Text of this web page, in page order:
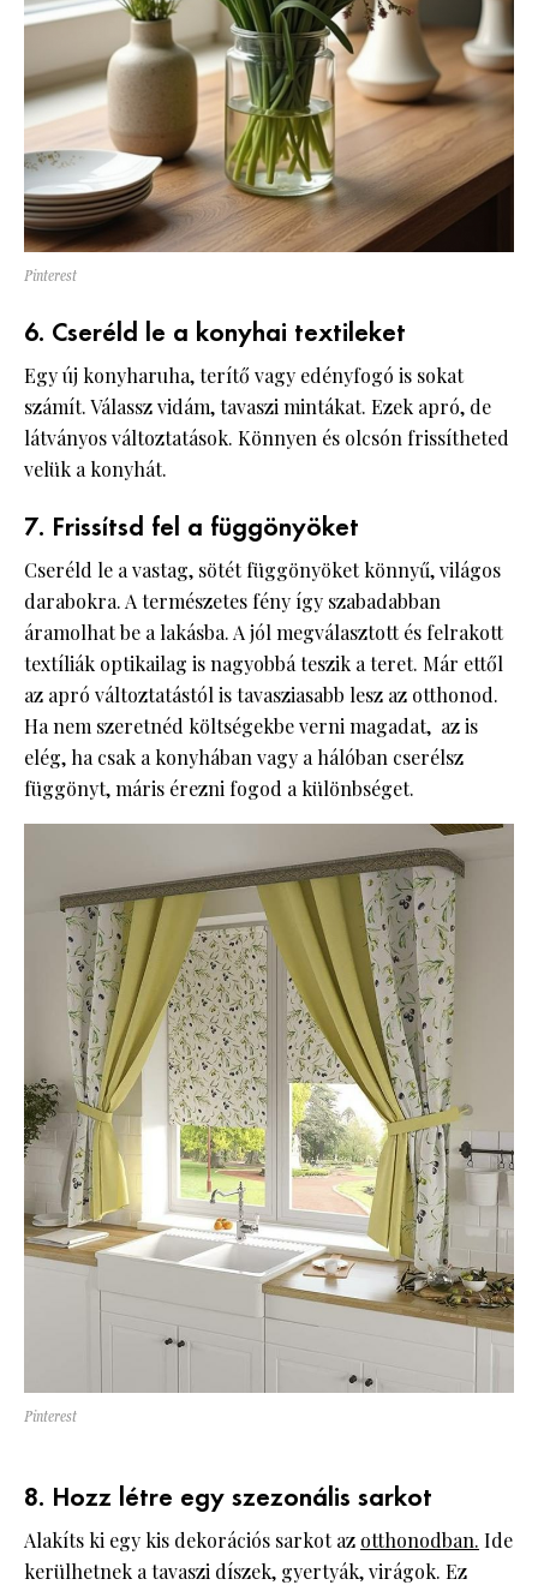
Pinterest
6. Cseréld le a konyhai textileket
Egy új konyharuha, terítő vagy edényfogó is sokat
számít. Válassz vidám, tavaszi mintákat. Ezek apró, de
látványos változtatások. Könnyen és olcsón frissítheted
velük a konyhát.
7. Frissítsd fel a függönyöket
Cseréld le a vastag, sötét függönyöket könnyű, világos
darabokra. A természetes fény így szabadabban
áramolhat be a lakásba. A jól megválasztott és felrakott
textíliák optikailag is nagyobbá teszik a teret. Már ettől
az apró változtatástól is tavasziasabb lesz az otthonod.
Ha nem szeretnéd költségekbe verni magadat, az is
elég, ha csak a konyhában vagy a hálóban cserélsz
függönyt, máris érezni fogod a különbséget.
Pinterest
8. Hozz létre egy szezonális sarkot
Alakíts ki egy kis dekorációs sarkot az otthonodban. Ide
kerülhetnek a tavaszi díszek, gyertyák, virágok. Ez